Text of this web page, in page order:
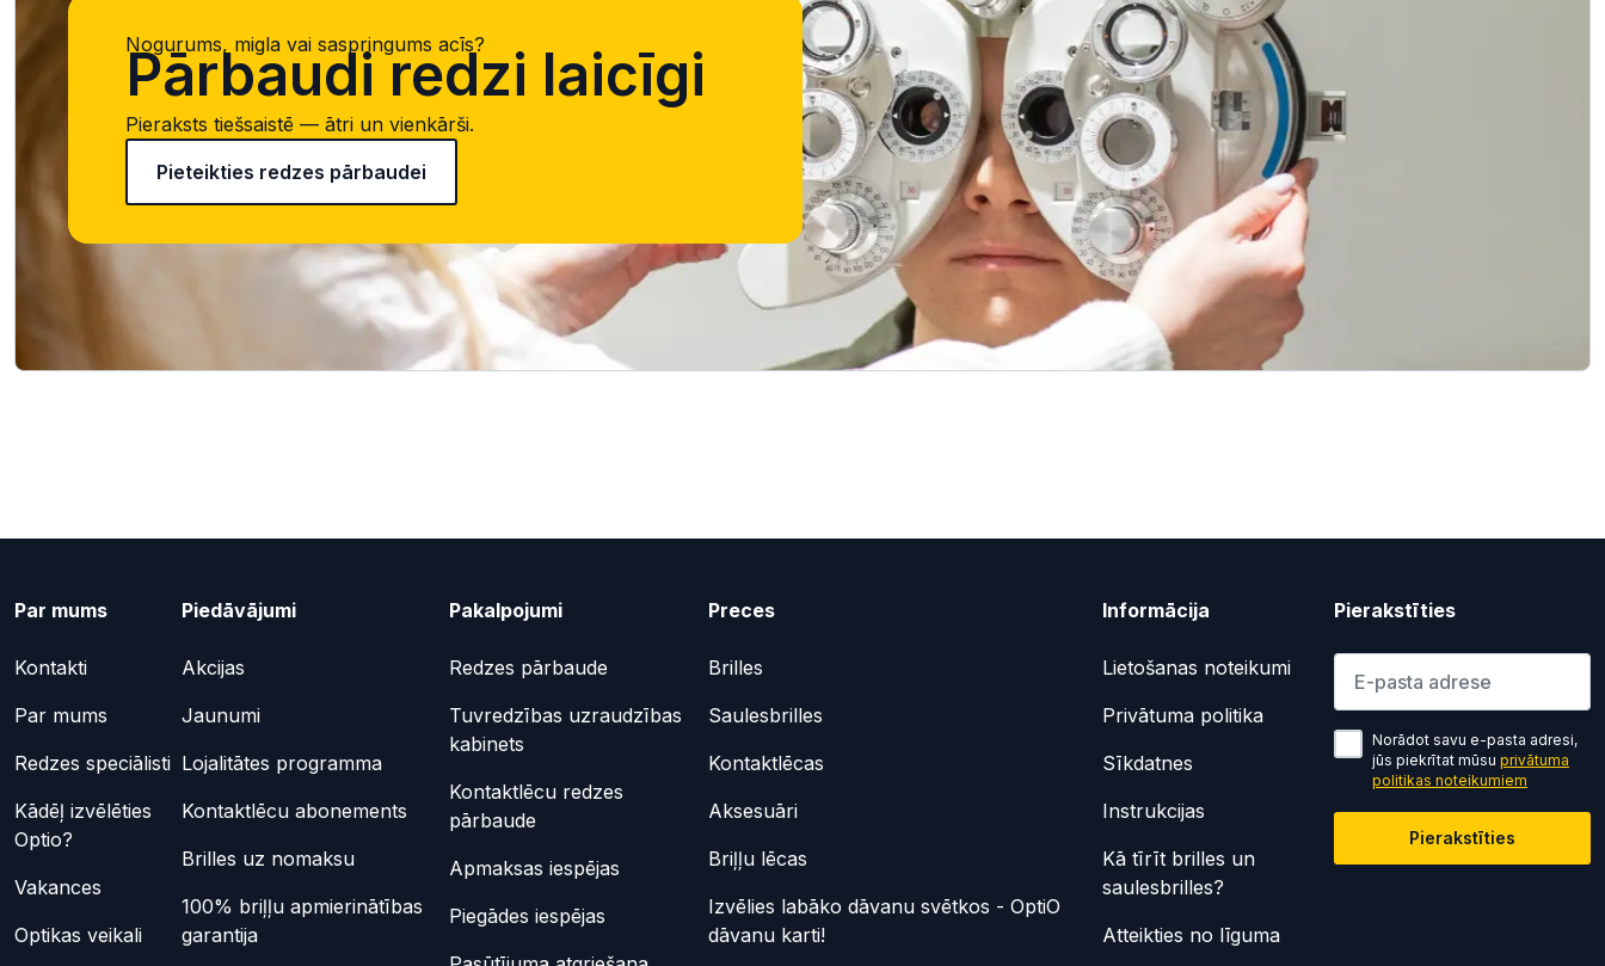
Nogurums, migla vai saspringums acīs?
Pārbaudi redzi laicīgi
Pieraksts tiešsaistē — ātri un vienkārši.
Pieteikties redzes pārbaudei
Par mums
Kontakti
Par mums
Redzes speciālisti
Kādēļ izvēlēties
Optio?
Vakances
Optikas veikali
Piedāvājumi
Akcijas
Jaunumi
Lojalitātes programma
Kontaktlēcu abonements
Brilles uz nomaksu
100% briļļu apmierinātības
garantija
Pakalpojumi
Redzes pārbaude
Tuvredzības uzraudzības
kabinets
Kontaktlēcu redzes
pārbaude
Apmaksas iespējas
Piegādes iespējas
Preces
Brilles
Saulesbrilles
Kontaktlēcas
Aksesuāri
Briļļu lēcas
Izvēlies labāko dāvanu svētkos - OptiO
dāvanu karti!
Informācija
Lietošanas noteikumi
Privātuma politika
Sīkdatnes
Instrukcijas
Kā tīrīt brilles un
saulesbrilles?
Atteikties no līguma
Pierakstīties
Lūdzu ievadiet e-pasta adresi
Norādot savu e-pasta adresi,
jūs piekrītat mūsu privātuma
politikas noteikumiem
Pierakstīties